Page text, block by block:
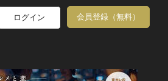
ログイン 会員登録（無料）